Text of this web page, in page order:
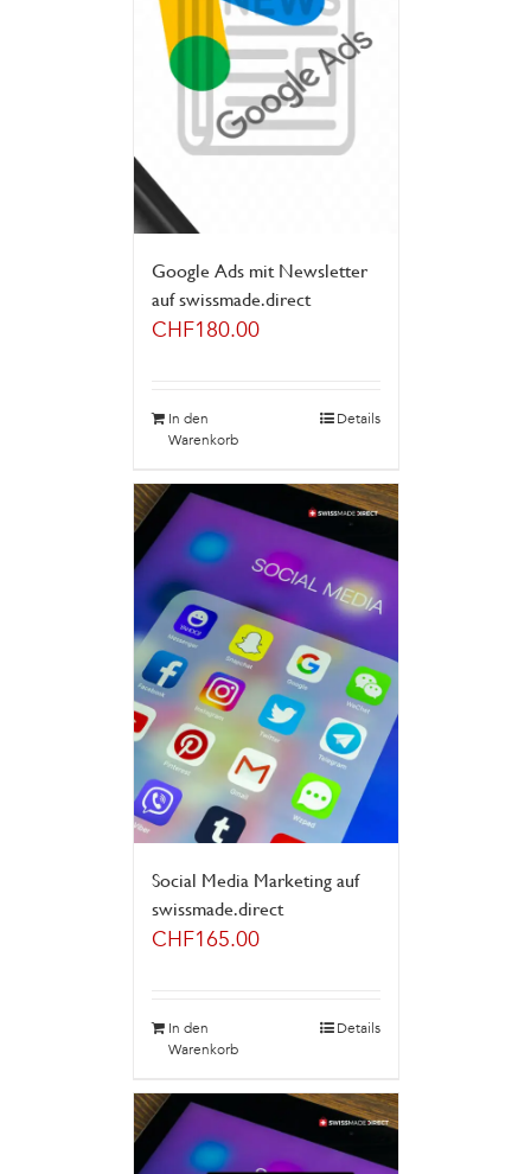
Google Ads mit Newsletter
auf swissmade.direct
CHF180.00
In den
Warenkorb
Details
Social Media Marketing auf
swissmade.direct
CHF165.00
In den
Warenkorb
Details